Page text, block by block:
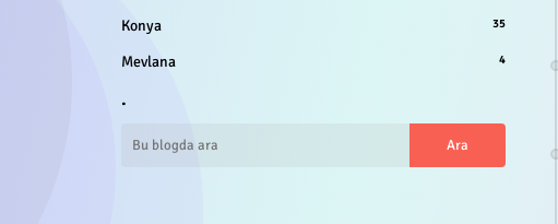
Konya 35
Mevlana 4
.